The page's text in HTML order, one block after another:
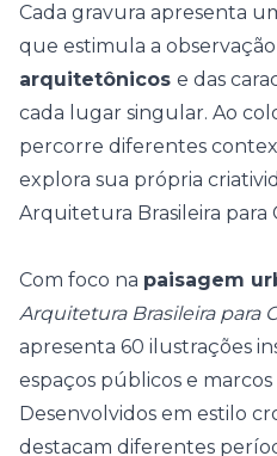
Cada gravura apresenta
que estimula a
arquitetônicos e das
cada lugar singular. Ao
percorre diferentes
explora sua própria
Arquitetura Brasileira para
Com foco na paisagem
Arquitetura Brasileira para
apresenta 60 ilustrações
espaços públicos e
Desenvolvidos em estilo
destacam diferentes